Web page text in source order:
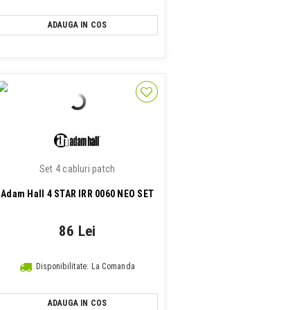
ADAUGA IN COS
Set 4 cabluri patch
Adam Hall 4 STAR IRR 0060 NEO SET
86 Lei
Disponibilitate: La Comanda
ADAUGA IN COS